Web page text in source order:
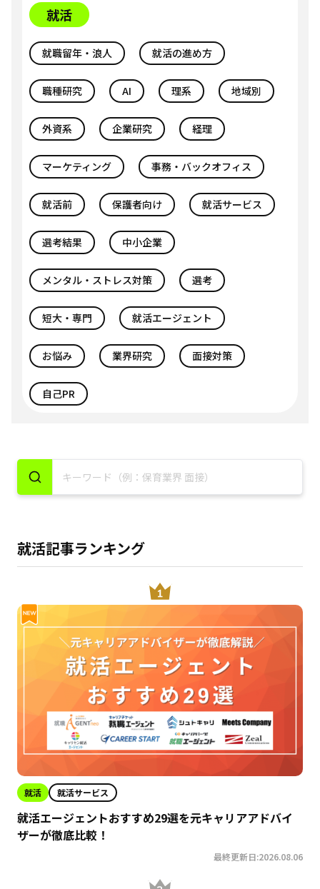
就活
就職留年・浪人 就活の進め方
職種研究 AI 理系 地域別
外資系 企業研究 経理
マーケティング 事務・バックオフィス
就活前 保護者向け 就活サービス
選考結果 中小企業
メンタル・ストレス対策 選考
短大・専門 就活エージェント
お悩み 業界研究 面接対策
自己PR
就活記事ランキング
就活 就活サービス
就活エージェントおすすめ29選を元キャリアアドバイ
ザーが徹底比較！
最終更新日:2026.08.06